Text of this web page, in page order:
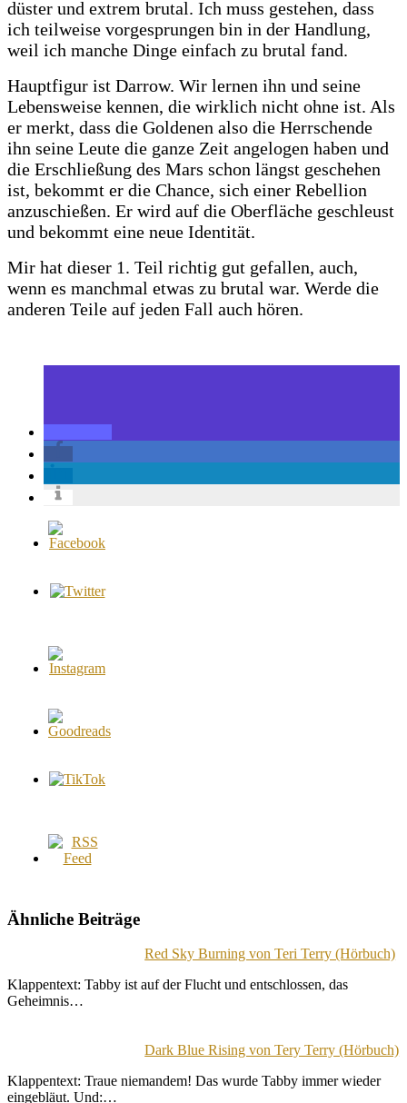
düster und extrem brutal. Ich muss gestehen, dass
ich teilweise vorgesprungen bin in der Handlung,
weil ich manche Dinge einfach zu brutal fand.
Hauptfigur ist Darrow. Wir lernen ihn und seine
Lebensweise kennen, die wirklich nicht ohne ist. Als
er merkt, dass die Goldenen also die Herrschende
ihn seine Leute die ganze Zeit angelogen haben und
die Erschließung des Mars schon längst geschehen
ist, bekommt er die Chance, sich einer Rebellion
anzuschießen. Er wird auf die Oberfläche geschleust
und bekommt eine neue Identität.
Mir hat dieser 1. Teil richtig gut gefallen, auch,
wenn es manchmal etwas zu brutal war. Werde die
anderen Teile auf jeden Fall auch hören.
Ähnliche Beiträge
Red Sky Burning von Teri Terry (Hörbuch)
Klappentext: Tabby ist auf der Flucht und entschlossen, das
Geheimnis…
Dark Blue Rising von Tery Terry (Hörbuch)
Klappentext: Traue niemandem! Das wurde Tabby immer wieder
eingebläut. Und:…